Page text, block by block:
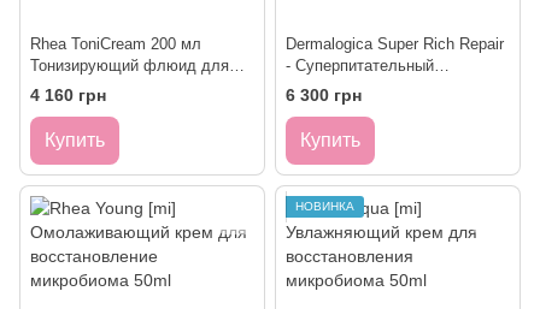
Rhea ToniCream 200 мл
Тонизирующий флюид для
лица
4 160 грн
Купить
Dermalogica Super Rich Repair
- Суперпитательный
восстановитель кожи супер
объем, 100 мл
6 300 грн
Купить
НОВИНКА